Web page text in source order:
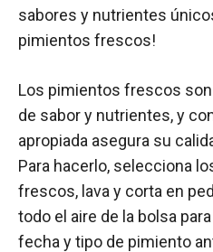
sabores y nutrientes
pimientos frescos!
Los pimientos frescos
de sabor y nutrientes, y
apropiada asegura su
Para hacerlo, selecciona
frescos, lava y corta en
todo el aire de la bolsa
fecha y tipo de pimiento